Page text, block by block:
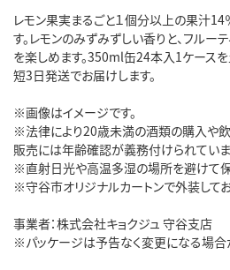
レモン果実まるごと１個分以上の果汁
す。レモンのみずみずしい香りと、フルー
を楽しめます。350ml缶24本入1ケースを
短3日発送でお届けします。
※画像はイメージです。
※法律により20歳未満の酒類の購入や
販売には年齢確認が義務付けられていま
※直射日光や高温多湿の場所を避けて保
※守谷市オリジナルカートンで外装して
事業者：株式会社キョクジュ 守谷支店
※パッケージは予告なく変更になる場合